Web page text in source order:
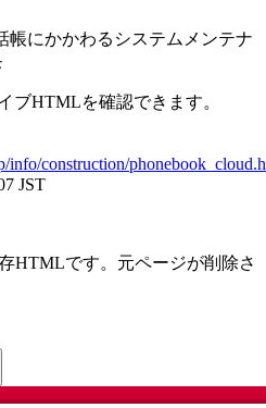
帳にかかわるシステムメンテナ
ブHTMLを確認できます。
info/construction/
JST
HTMLです。元ページが削除さ